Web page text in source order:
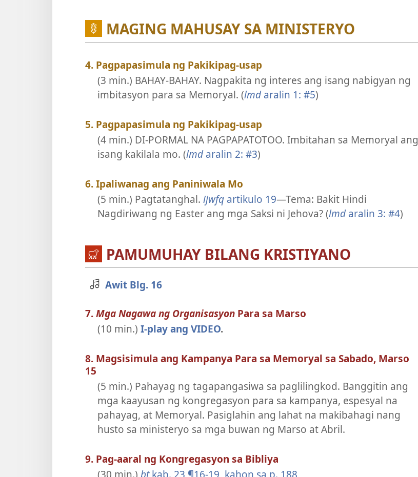
MAGING MAHUSAY SA MINISTERYO
4. Pagpapasimula ng Pakikipag-usap
(3 min.) BAHAY-BAHAY. Nagpakita ng interes ang isang nabigyan ng
imbitasyon para sa Memoryal. (lmdaralin 1: #5)
5. Pagpapasimula ng Pakikipag-usap
(4 min.) DI-PORMAL NA PAGPAPATOTOO. Imbitahan sa Memoryal ang
isang kakilala mo. (lmdaralin 2: #3)
6. Ipaliwanag ang Paniniwala Mo
(5 min.) Pagtatanghal. ijwfq artikulo 19—Tema: Bakit Hindi
Nagdiriwang ng Easter ang mga Saksi ni Jehova? (lmdaralin 3: #4)
PAMUMUHAY BILANG KRISTIYANO
Awit Blg. 16
7.Mga Nagawa ng Organisasyon Para sa Marso
(10 min.) I-play ang VIDEO.
8. Magsisimula ang Kampanya Para sa Memoryal sa Sabado, Marso
15
(5 min.) Pahayag ng tagapangasiwa sa paglilingkod. Banggitin ang
mga kaayusan ng kongregasyon para sa kampanya, espesyal na
pahayag, at Memoryal. Pasiglahin ang lahat na makibahagi nang
husto sa ministeryo sa mga buwan ng Marso at Abril.
9. Pag-aaral ng Kongregasyon sa Bibliya
(30 min.) btkab. 23 ¶16-19, kahon sa p. 188